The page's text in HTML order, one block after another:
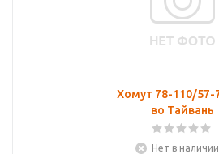
Хомут 78-110/57-76 пр-
во Тайвань
Нет в наличии